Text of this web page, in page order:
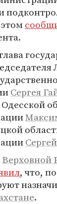
Сергея
Верховной
, что,
.